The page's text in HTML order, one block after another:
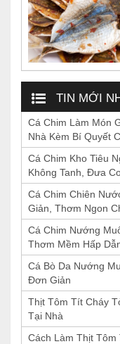
TIN MỚI
Cá Chim Làm Món
Nhà Kèm Bí Quyết
Cá Chim Kho Tiêu
Không Tanh, Đưa
Cá Chim Chiên
Giản, Thơm Ngon
Cá Chim Nướng
Thơm Mềm Hấp
Cá Bò Da Nướng
Đơn Giản
Thịt Tôm Tít Cháy
Tại Nhà
Cách Làm Thịt